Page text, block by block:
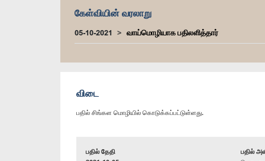
கேள்வியின் வரலாறு
05-10-2021 வாய்மொழியாக பதிலளித்தார்
விடை
பதில் சிங்கள மொழியில் கொடுக்கப்பட்டுள்ளது.
பதில் தேதி
பதில்